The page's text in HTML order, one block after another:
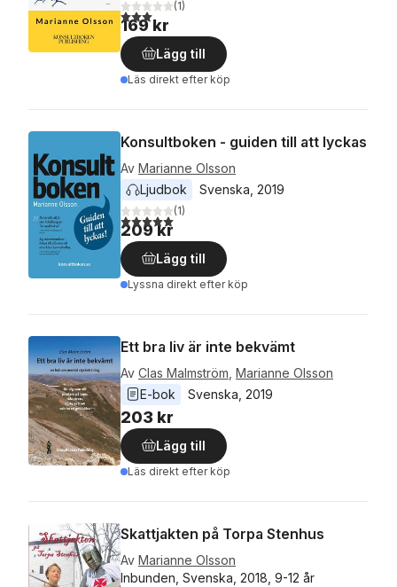
3,0utav 5 stjärnor. Totalt antal röster:
(1)
169 kr
Lägg till
Läs direkt efter köp
Konsultboken - guiden till att lyckas
Av Marianne Olsson
Ljudbok
Svenska 2019
5,0utav 5 stjärnor. Totalt antal röster:
(1)
209 kr
Lägg till
Lyssna direkt efter köp
Ett bra liv är inte bekvämt
Av Clas Malmström Marianne Olsson
E-bok
Svenska 2019
203 kr
Lägg till
Läs direkt efter köp
Skattjakten på Torpa Stenhus
Av Marianne Olsson
Inbunden, Svenska, 2018, 9-12 år